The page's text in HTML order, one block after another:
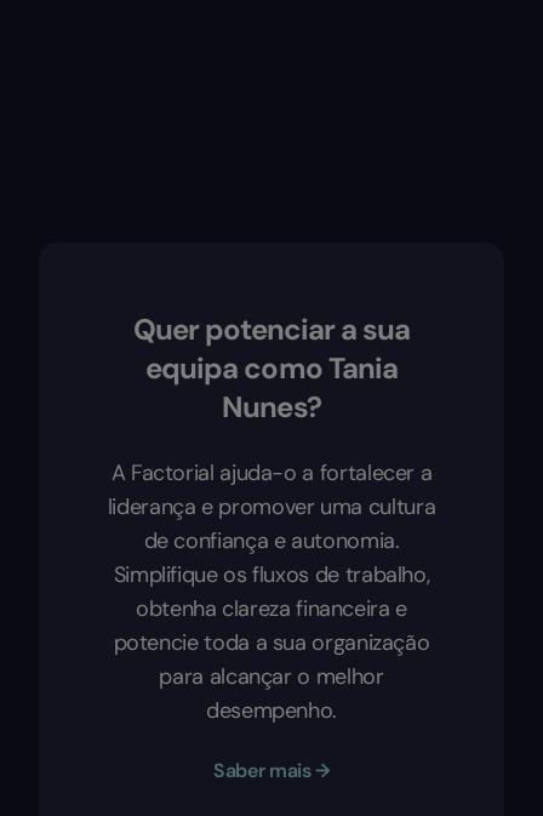
Quer potenciar a sua
equipa como Tania
Nunes?
A Factorial ajuda-o a fortalecer a
liderança e promover uma cultura
de confiança e autonomia.
Simplifique os fluxos de trabalho,
obtenha clareza financeira e
potencie toda a sua organização
para alcançar o melhor
desempenho.
Saber mais →